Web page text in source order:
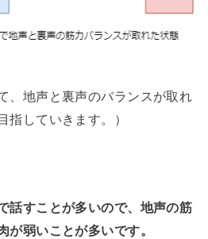
、地声と裏声のバランスが取れ
指していきます。）
話すことが多いので、地声の筋
が弱いことが多いです。